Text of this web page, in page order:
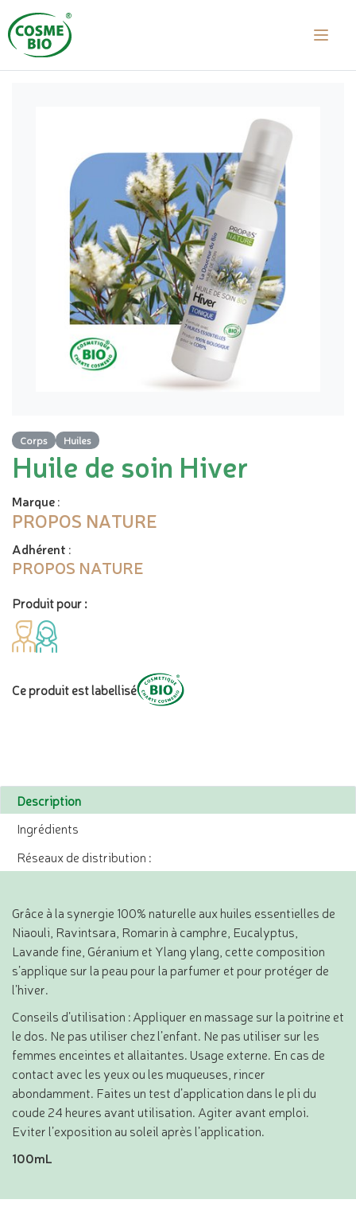
Corps Huiles
Huile de soin Hiver
Marque:
PROPOS NATURE
Adhérent :
PROPOS NATURE
Produit pour :
Ce produit est labellisé
Description
Ingrédients
Réseaux de distribution :
Grâce à la synergie 100% naturelle aux huiles essentielles de
Niaouli, Ravintsara, Romarin à camphre, Eucalyptus,
Lavande fine, Géranium et Ylang ylang, cette composition
s’applique sur la peau pour la parfumer et pour protéger de
l’hiver.
Conseils d’utilisation : Appliquer en massage sur la poitrine et
le dos. Ne pas utiliser chez l’enfant. Ne pas utiliser sur les
femmes enceintes et allaitantes. Usage externe. En cas de
contact avec les yeux ou les muqueuses, rincer
abondamment. Faites un test d’application dans le pli du
coude 24 heures avant utilisation. Agiter avant emploi.
Eviter l’exposition au soleil après l’application.
100mL